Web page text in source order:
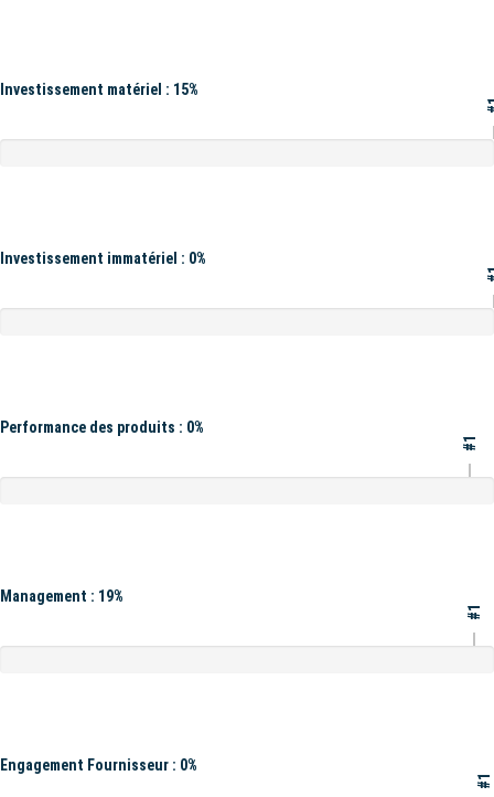
Investissement matériel : 15%
Investissement immatériel : 0%
Performance des produits : 0%
#1
Management : 19%
#1
Engagement Fournisseur : 0%
#1